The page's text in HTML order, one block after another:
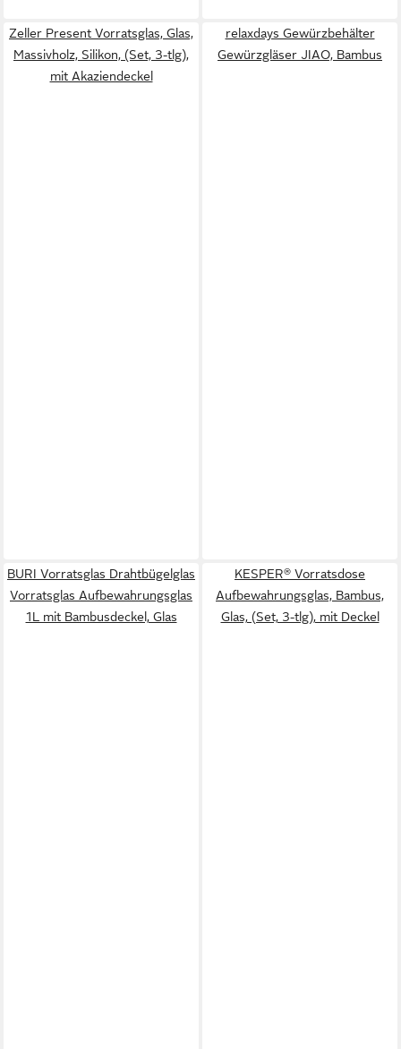
Zeller Present Vorratsglas, Glas,
Massivholz, Silikon, (Set, 3-tlg),
mit Akaziendeckel
relaxdays Gewürzbehälter
Gewürzgläser JIAO, Bambus
BURI Vorratsglas Drahtbügelglas
Vorratsglas Aufbewahrungsglas
1L mit Bambusdeckel, Glas
KESPER® Vorratsdose
Aufbewahrungsglas, Bambus,
Glas, (Set, 3-tlg), mit Deckel